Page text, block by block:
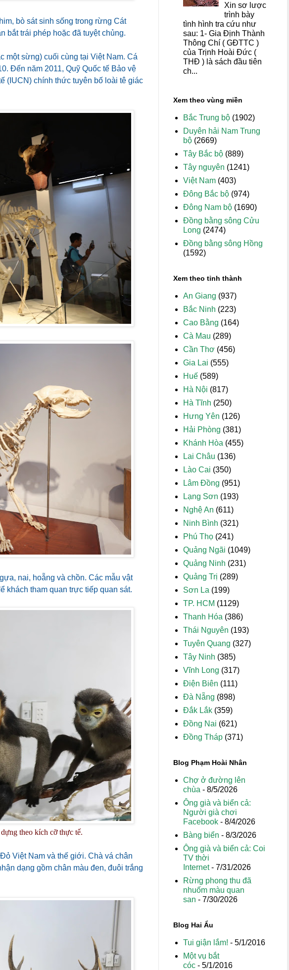
bò sát sinh sống trong rừng Cát
bắt trái phép hoặc đã tuyệt chủng.
một sừng) cuối cùng tại Việt Nam. Cá
Đến năm 2011, Quỹ Quốc tế Bảo vệ
(IUCN) chính thức tuyên bố loài tê giác
nai, hoẵng và chồn. Các mẫu vật
khách tham quan trực tiếp quan sát.
theo kích cỡ thực tế.
Việt Nam và thế giới. Chà vá chân
dạng gồm chân màu đen, đuôi trắng
Xin sơ lược
trình bày
tình hình tra cứu như
sau: 1- Gia Định Thành
Thông Chí ( GĐTTC )
của Trịnh Hoài Đức (
THĐ ) là sách đầu tiên
ch...
Xem theo vùng miền
Bắc Trung bộ (1902)
Duyên hải Nam Trung
bộ (2669)
Tây Bắc bộ (889)
Tây nguyên (1241)
Việt Nam (403)
Đông Bắc bộ (974)
Đông Nam bộ (1690)
Đồng bằng sông Cửu
Long (2474)
Đồng bằng sông Hồng
(1592)
Xem theo tỉnh thành
An Giang (937)
Bắc Ninh (223)
Cao Bằng (164)
Cà Mau (289)
Cần Thơ (456)
Gia Lai (555)
Huế (589)
Hà Nội (817)
Hà Tĩnh (250)
Hưng Yên (126)
Hải Phòng (381)
Khánh Hòa (455)
Lai Châu (136)
Lào Cai (350)
Lâm Đồng (951)
Lạng Sơn (193)
Nghệ An (611)
Ninh Bình (321)
Phú Thọ (241)
Quảng Ngãi (1049)
Quảng Ninh (231)
Quảng Trị (289)
Sơn La (199)
TP. HCM (1129)
Thanh Hóa (386)
Thái Nguyên (193)
Tuyên Quang (327)
Tây Ninh (385)
Vĩnh Long (317)
Điện Biên (111)
Đà Nẵng (898)
Đắk Lắk (359)
Đồng Nai (621)
Đồng Tháp (371)
Blog Phạm Hoài Nhân
Chợ ở đường lên
chùa - 8/5/2026
Ông già và biển cả:
Người già chơi
Facebook - 8/4/2026
Bàng biển - 8/3/2026
Ông già và biển cả: Coi
TV thời
Internet- 7/31/2026
Rừng phong thu đã
nhuốm màu quan
san - 7/30/2026
Blog Hai Ẩu
Tui giận lắm! - 5/1/2016
Một vụ bắt
cóc - 5/1/2016